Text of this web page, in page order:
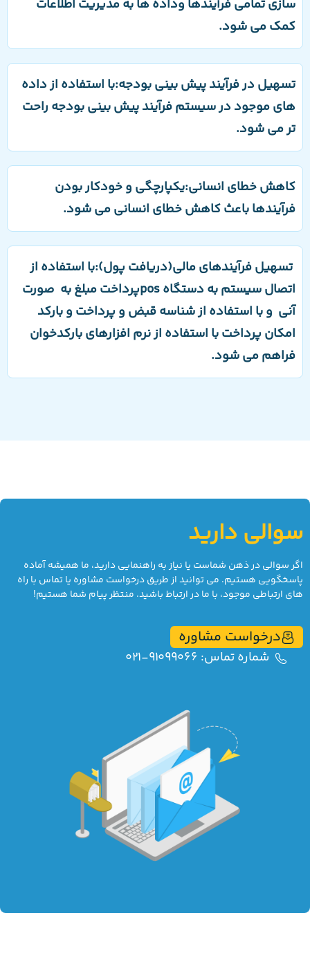
سازی تمامی فرآیندها وداده ها به مدیریت اطلاعات
کمک می شود.
تسهیل در فرآیند پیش بینی بودجه:با استفاده از داده
های موجود در سیستم فرآیند پیش بینی بودجه راحت
تر می شود.
کاهش خطای انسانی:یکپارچگی و خودکار بودن
فرآیندها باعث کاهش خطای انسانی می شود.
تسهیل فرآیندهای مالی(دریافت پول):با استفاده از
اتصال سیستم به دستگاه posپرداخت مبلغ به صورت
آنی و با استفاده از شناسه قبض و پرداخت و بارکد
امکان پرداخت با استفاده از نرم افزارهای بارکدخوان
فراهم می شود.
سوالی دارید
اگر سوالی در ذهن شماست یا نیاز به راهنمایی دارید، ما همیشه آماده
پاسخگویی هستیم. می توانید از طریق درخواست مشاوره یا تماس با راه
های ارتباطی موجود، با ما در ارتباط باشید. منتظر پیام شما هستیم!
درخواست مشاوره
شماره تماس: 91099066-021